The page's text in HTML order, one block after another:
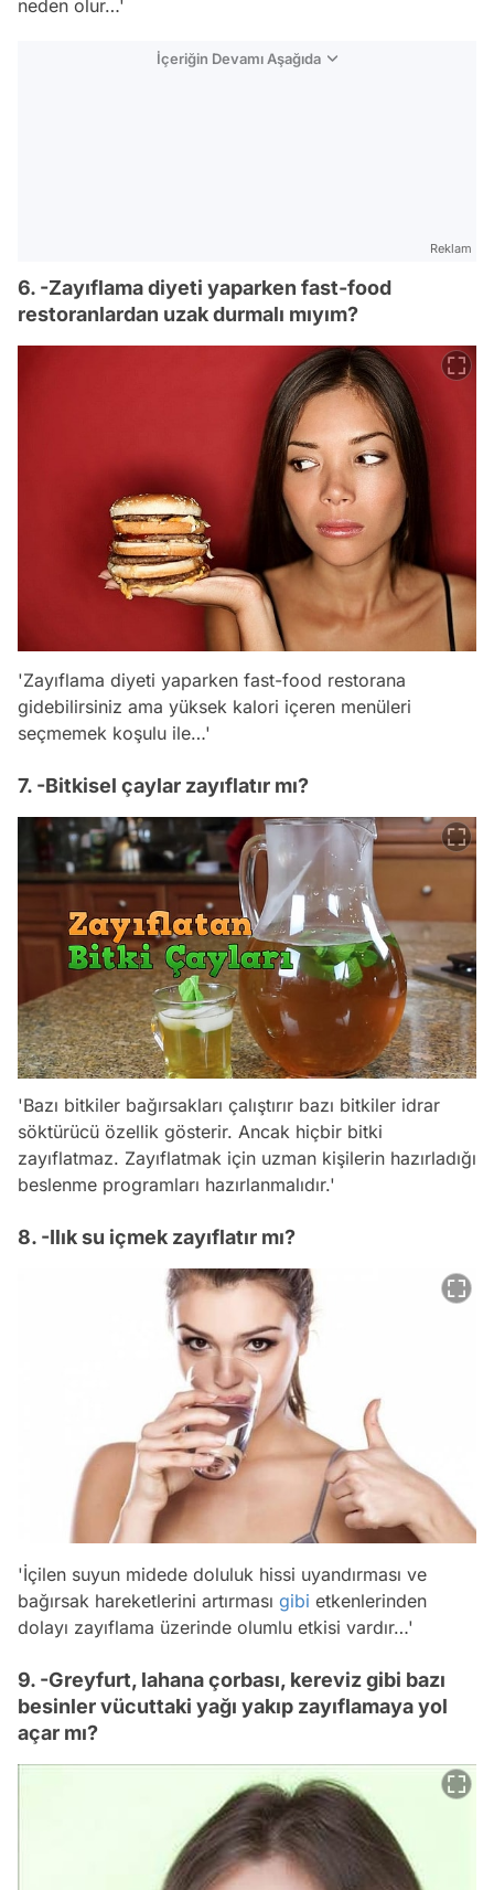
neden olur…'
İçeriğin Devamı Aşağıda
Reklam
6. -Zayıflama diyeti yaparken fast-food
restoranlardan uzak durmalı mıyım?
'Zayıflama diyeti yaparken fast-food restorana
gidebilirsiniz ama yüksek kalori içeren menüleri
seçmemek koşulu ile…'
7. -Bitkisel çaylar zayıflatır mı?
'Bazı bitkiler bağırsakları çalıştırır bazı bitkiler idrar
söktürücü özellik gösterir. Ancak hiçbir bitki
zayıflatmaz. Zayıflatmak için uzman kişilerin hazırladığı
beslenme programları hazırlanmalıdır.'
8. -Ilık su içmek zayıflatır mı?
'İçilen suyun midede doluluk hissi uyandırması ve
bağırsak hareketlerini artırması gibi etkenlerinden
dolayı zayıflama üzerinde olumlu etkisi vardır…'
9. -Greyfurt, lahana çorbası, kereviz gibi bazı
besinler vücuttaki yağı yakıp zayıflamaya yol
açar mı?